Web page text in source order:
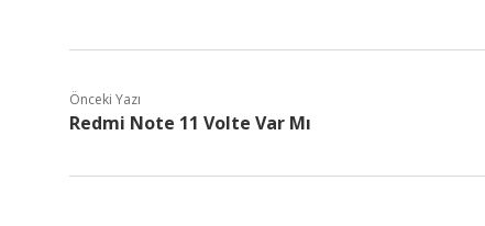
Önceki Yazı
Redmi Note 11 Volte Var Mı